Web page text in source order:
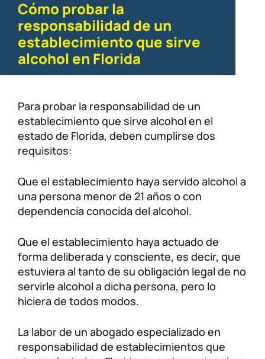
Cómo probar la
responsabilidad de un
establecimiento que sirve
alcohol en Florida
Para probar la responsabilidad de un
establecimiento que sirve alcohol en el
estado de Florida, deben cumplirse dos
requisitos:
Que el establecimiento haya servido alcohol a
una persona menor de 21 años o con
dependencia conocida del alcohol.
Que el establecimiento haya actuado de
forma deliberada y consciente, es decir, que
estuviera al tanto de su obligación legal de no
servirle alcohol a dicha persona, pero lo
hiciera de todos modos.
La labor de un abogado especializado en
responsabilidad de establecimientos que